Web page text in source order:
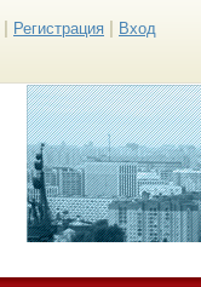
Регистрация Вход